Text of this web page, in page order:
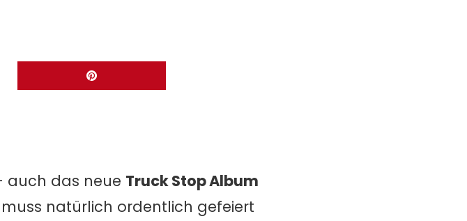
auch das neue Truck Stop Album
natürlich ordentlich gefeiert